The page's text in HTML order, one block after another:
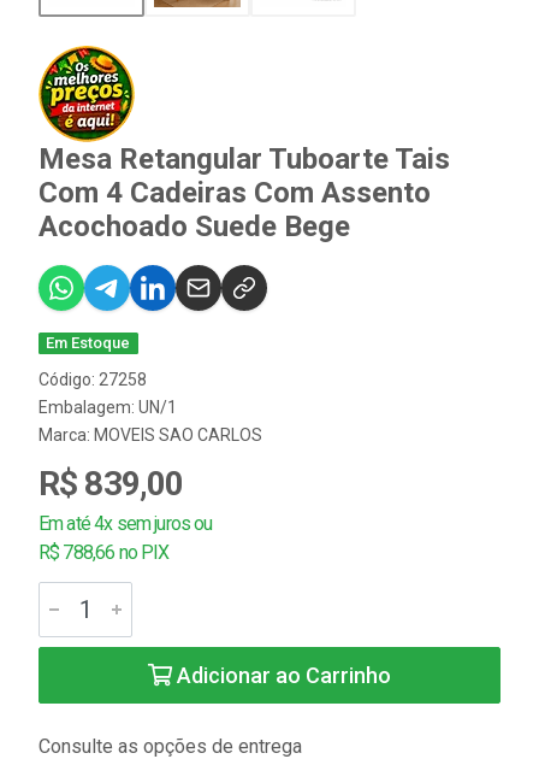
Mesa Retangular Tuboarte Tais
Com 4 Cadeiras Com Assento
Acochoado Suede Bege
Em Estoque
Código: 27258
Embalagem: UN/1
Marca: MOVEIS SAO CARLOS
R$ 839,00
Em até 4x sem juros ou
R$ 788,66 no PIX
Adicionar ao Carrinho
Consulte as opções de entrega